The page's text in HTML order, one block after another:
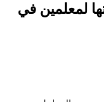
لمعلمين في